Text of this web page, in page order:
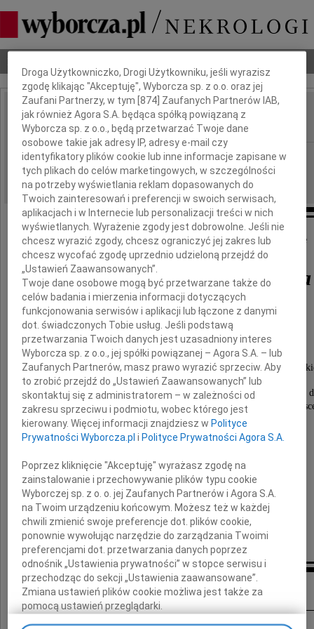
IMIĘ I NAZWISKO: Stefania Grodzieńska
REGION: Warszawa
DATA EMISJI: 04.05.2010
28 kwietnia 2010 roku zmarła w Skolimowie
Stefania Grodzieńska
pisarka, aktorka, tancerka,
"pierwsza dama polskiego humoru"
Żegnamy Cię, Stefanio,
Twój talent i pogoda ducha będą już zawsze w naszej
Z ogromnym smutkiem żegnamy Człowieka wielkiej
oraz wyjątkowego talentu - z którego my, artyści
chętnie korzystaliśmy.
wyrazy najgłębszego współczucia
składa
Związek Artystów Scen Polskich
Inne kondolencje
Dbamy o Twoją prywatność
Droga Użytkowniczko, Drogi Użytkowniku, jeśli wyrazisz
zgodę klikając "Akceptuję", Wyborcza sp. z o.o. oraz jej
Zaufani Partnerzy, w tym [874 ] Zaufanych Partnerów IAB,
jak również Agora S.A. będąca spółką powiązaną z
Wyborcza sp. z o.o., będą przetwarzać Twoje dane
osobowe takie jak adresy IP, adresy e-mail czy
identyfikatory plików cookie lub inne informacje zapisane w
tych plikach do celów marketingowych, w szczególności
na potrzeby wyświetlania reklam dopasowanych do
Twoich zainteresowań i preferencji w swoich serwisach,
aplikacjach i w Internecie lub personalizacji treści w nich
wyświetlanych. Wyrażenie zgody jest dobrowolne. Jeśli nie
chcesz wyrazić zgody, chcesz ograniczyć jej zakres lub
chcesz wycofać zgodę uprzednio udzieloną przejdź do
„Ustawień Zaawansowanych”.
Twoje dane osobowe mogą być przetwarzane także do
celów badania i mierzenia informacji dotyczących
funkcjonowania serwisów i aplikacji lub łączone z danymi
dot. świadczonych Tobie usług. Jeśli podstawą
przetwarzania Twoich danych jest uzasadniony interes
Wyborcza sp. z o.o., jej spółki powiązanej – Agora S.A. – lub
Zaufanych Partnerów, masz prawo wyrazić sprzeciw. Aby
to zrobić przejdź do „Ustawień Zaawansowanych” lub
skontaktuj się z administratorem – w zależności od
zakresu sprzeciwu i podmiotu, wobec którego jest
kierowany. Więcej informacji znajdziesz w Polityce
Prywatności Wyborcza.pl i Polityce Prywatności Agora S.A.
Poprzez kliknięcie "Akceptuję" wyrażasz zgodę na
zainstalowanie i przechowywanie plików typu cookie
Wyborczej sp. z o. o. jej Zaufanych Partnerów i Agora S.A.
na Twoim urządzeniu końcowym. Możesz też w każdej
chwili zmienić swoje preferencje dot. plików cookie,
ponownie wywołując narzędzie do zarządzania Twoimi
preferencjami dot. przetwarzania danych poprzez
odnośnik „Ustawienia prywatności” w stopce serwisu i
przechodząc do sekcji „Ustawienia zaawansowane”.
Zmiana ustawień plików cookie możliwa jest także za
pomocą ustawień przeglądarki.